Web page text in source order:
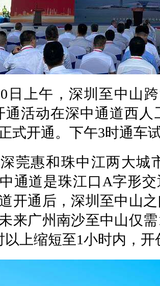
日上午，深圳至中山
通活动在深中通道西
式开通。下午3时通车
莞惠和珠中江两大城
通道是珠江口A字形
开通后，深圳至中山
来广州南沙至中山仅
以上缩短至1小时内，